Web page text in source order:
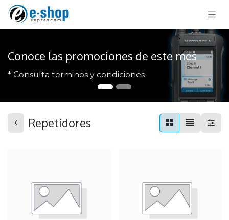
Conoce las promociones de este mes
* Consulta terminos y condiciones
Repetidores